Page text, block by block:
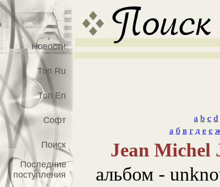
Новости
Топ Ru
Топ En
Софт
Поиск
Последние
поступления
a b c d
а б в г д е є
Jean Michel
альбом -